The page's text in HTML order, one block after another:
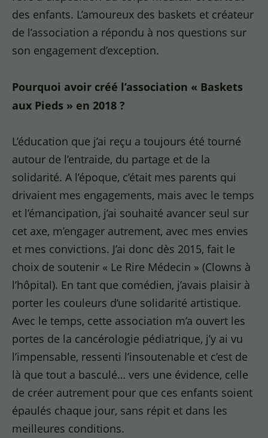
des enfants. L’amoureux des baskets et créateur
de l’association a répondu à nos questions sur
son engagement d’exception.
Pourquoi avoir créé l’association « Baskets
aux Pieds » en 2018 ?
L’éducation que j’ai reçu a toujours été tourné
autour de l’entraide, du partage et de la
solidarité. A l’époque, c’était mes parents qui
drivaient mes engagements, mais avec le temps
et l’émancipation, j’ai souhaité avancer seul sur
cet axe, m’engager autrement, avec mes envies
et mes convictions. J’ai donc dès 2015, fait le
choix de soutenir « Le Rire Médecin » (Clowns à
l’hôpital). En tant que comédien, j’avais plaisir à
porter les couleurs d’une solidarité artistique.
Avec le temps, cette association m’a ouvert les
portes de la cancérologie pédiatrique, j’y ai vu
l’impensable, ressenti l’insoutenable et c’est de
là que tout a basculé… vers une évidence, celle
de créer autrement pour que ces enfants soient
épaulés chaque jour, sans répit et dans les
meilleures conditions.